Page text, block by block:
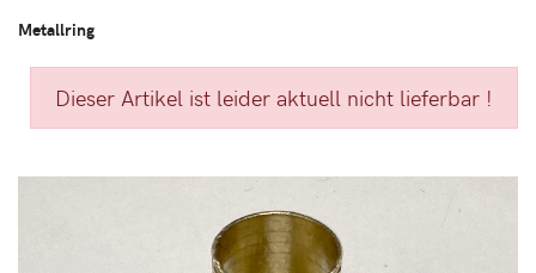
Metallring
Dieser Artikel ist leider aktuell nicht lieferbar !